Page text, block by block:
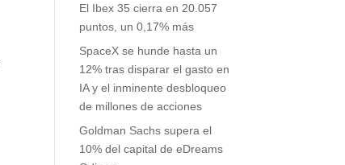
El Ibex 35 cierra en 20.057
puntos, un 0,17% más
SpaceX se hunde hasta un
12% tras disparar el gasto en
IA y el inminente desbloqueo
de millones de acciones
Goldman Sachs supera el
10% del capital de eDreams